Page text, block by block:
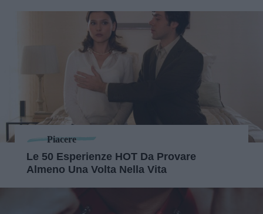
Piacere
Le 50 Esperienze HOT Da Provare
Almeno Una Volta Nella Vita